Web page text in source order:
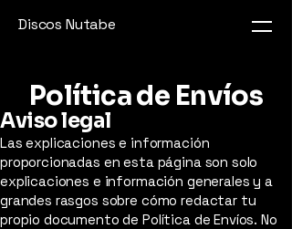
Discos Nutabe
Política de Envíos
Aviso legal
Las explicaciones e información
proporcionadas en esta página son solo
explicaciones e información generales y a
grandes rasgos sobre cómo redactar tu
propio documento de Política de Envíos. No